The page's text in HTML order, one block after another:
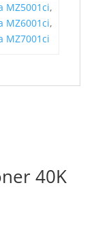
MZ5001ci,
MZ6001ci,
MZ7001ci
40K